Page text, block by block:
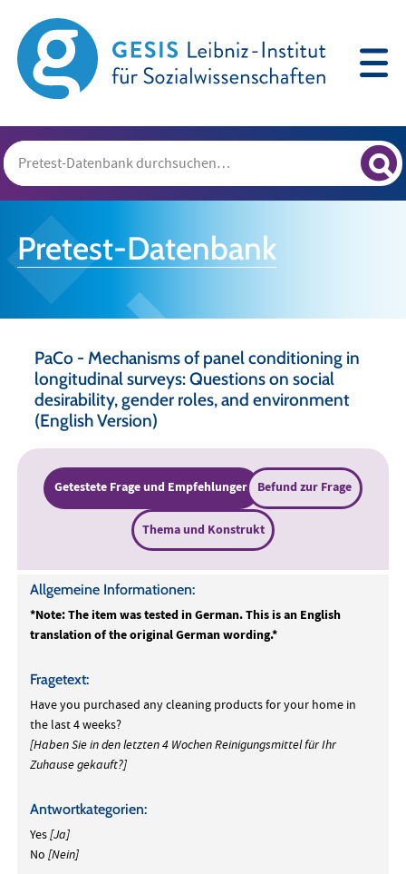
Pretest-Datenbank
PaCo - Mechanisms of panel conditioning in
longitudinal surveys: Questions on social
desirability, gender roles, and environment
(English Version)
Getestete Frage und Empfehlungen Befund zur Frage
Thema und Konstrukt
Allgemeine Informationen:
*Note: The item was tested in German. This is an English
translation of the original German wording.*
Fragetext:
Have you purchased any cleaning products for your home in
the last 4 weeks?
[Haben Sie in den letzten 4 Wochen Reinigungsmittel für Ihr
Zuhause gekauft?]
Antwortkategorien:
Yes[Ja]
No[Nein]